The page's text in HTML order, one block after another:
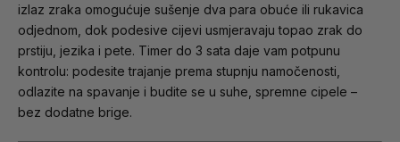
izlaz zraka omogućuje sušenje dva para obuće ili rukavica
odjednom, dok podesive cijevi usmjeravaju topao zrak do
prstiju, jezika i pete. Timer do 3 sata daje vam potpunu
kontrolu: podesite trajanje prema stupnju namočenosti,
odlazite na spavanje i budite se u suhe, spremne cipele –
bez dodatne brige.